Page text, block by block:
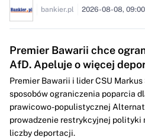
bankier.pl 2026-08-08, 09:00
Premier Bawarii chce
AfD. Apeluje o więcej
Premier Bawarii i lider CSU Markus
sposobów ograniczenia poparcia
prawicowo-populistycznej
prowadzenie restrykcyjnej polityki
liczby deportacji.